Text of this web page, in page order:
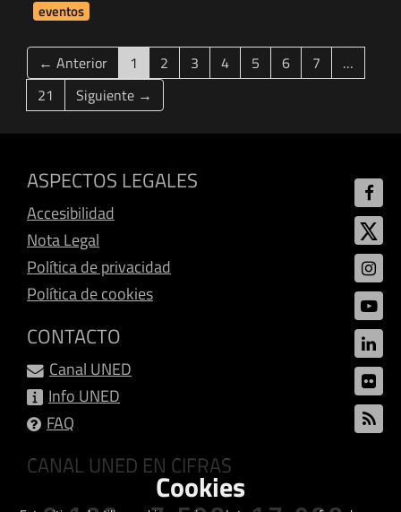
eventos
← Anterior 1 (current)
2 3 4 5 6 7
…
21
Siguiente →
ASPECTOS LEGALES
Accesibilidad
Nota Legal
Política de privacidad
Política de cookies
CONTACTO
Canal UNED
Info UNED
FAQ
CANAL UNED EN CIFRAS
Cookies